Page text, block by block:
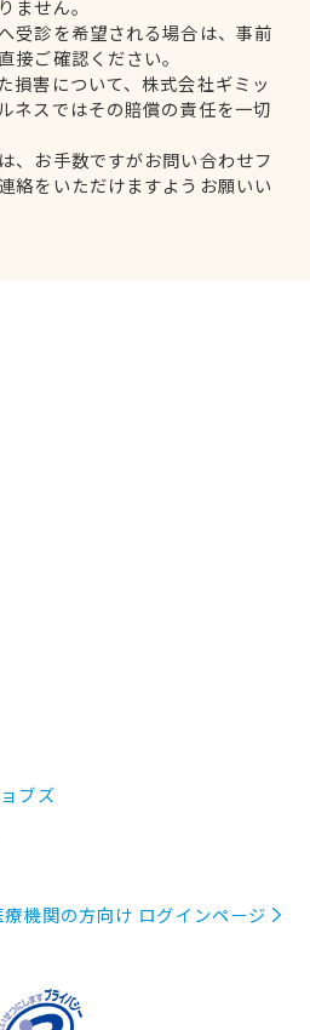
ません。
受診を希望される場合は、事前
接ご確認ください。
損害について、株式会社ギミッ
ネスではその賠償の責任を一切
、お手数ですがお問い合わせフ
絡をいただけますようお願いい
ブズ
療機関の方向け ログインページ